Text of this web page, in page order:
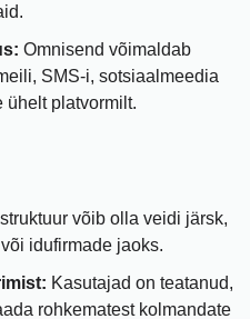
Omnisend võimaldab
SMS-i, sotsiaalmeedia
ühelt platvormilt.
võib olla veidi järsk,
idufirmade jaoks.
Kasutajad on teatanud,
rohkematest kolmandate